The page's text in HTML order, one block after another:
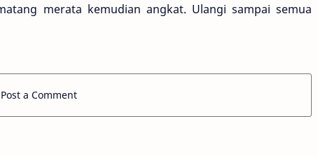
merata kemudian angkat. Ulangi sampai semua
Post a Comment